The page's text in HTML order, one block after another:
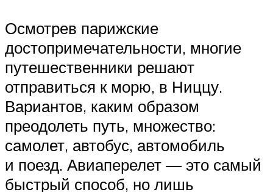
Осмотрев парижские
достопримечательности, многие
путешественники решают
отправиться к морю, в Ниццу.
Вариантов, каким образом
преодолеть путь, множество:
самолет, автобус, автомобиль
и поезд. Авиаперелет — это самый
быстрый способ, но лишь